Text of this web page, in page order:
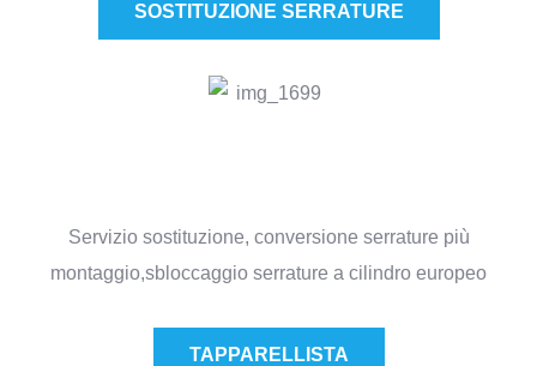
SOSTITUZIONE SERRATURE​
Servizio sostituzione, conversione serrature più
montaggio,sbloccaggio serrature a cilindro europeo
TAPPARELLISTA